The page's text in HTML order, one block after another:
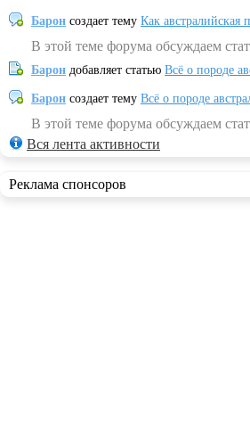
Барон создает тему Как австралийская
В этой теме форума обсуждаем
Барон добавляет статью Всё о породе
Барон создает тему Всё о породе
В этой теме форума обсуждаем
Вся лента активности
Реклама спонсоров